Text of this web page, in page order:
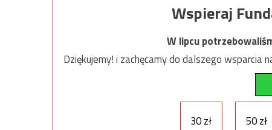
Wspieraj
W lipcu
Dziękujemy! i zachęcamy do dalszego wsparcia
30 zł 50 zł